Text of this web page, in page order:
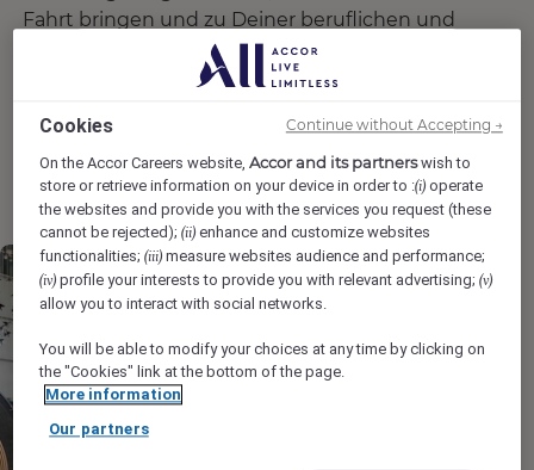
Fahrt bringen und zu Deiner beruflichen und
persönlichen Weiterentwicklung beitragen!
gestalte die Gastfreundschaft der Zukunft mit.
Cookies
On the Accor Careers website,Accor and its partnerswish to
store or retrieve information on your device in order to :(i) operate
the websites and provide you with the services you request (these
cannot be rejected);(ii) enhance and customize websites
functionalities;(iii) measure websites audience and performance;
(iv) profile your interests to provide you with relevant advertising;(v)
allow you to interact with social networks.
You will be able to modify your choices at any time by clicking on
the "Cookies" link at the bottom of the page.
More information
Our partners
Continue without Accepting →